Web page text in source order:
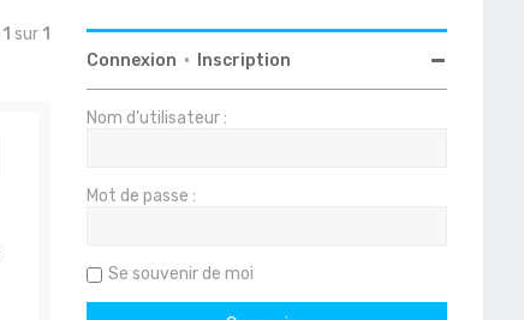
1 sur 1
Connexion • Inscription
Nom d’utilisateur :
Mot de passe :
Se souvenir de moi